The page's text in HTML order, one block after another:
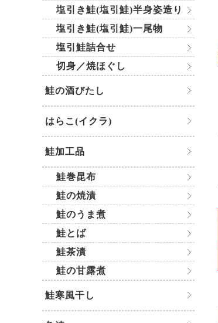
塩引き鮭(塩引鮭)半身姿造り
塩引き鮭(塩引鮭)一尾物
塩引鮭詰合せ
切身／焼ほぐし
鮭の酒びたし
はらこ(イクラ)
鮭加工品
鮭巻昆布
鮭の焼漬
鮭のうま煮
鮭とば
鮭茶漬
鮭の甘露煮
鮭寒風干し